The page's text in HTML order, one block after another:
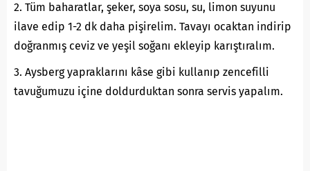
2. Tüm baharatlar, şeker, soya sosu, su, limon suyunu
ilave edip 1-2 dk daha pişirelim. Tavayı ocaktan indirip
doğranmış ceviz ve yeşil soğanı ekleyip karıştıralım.
3. Aysberg yapraklarını kâse gibi kullanıp zencefilli
tavuğumuzu içine doldurduktan sonra servis yapalım.